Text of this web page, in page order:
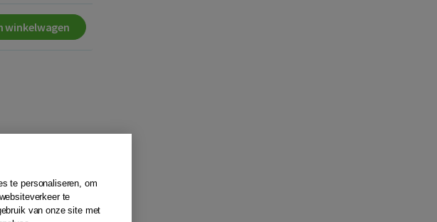
winkelwagen
snelst ergens
Meer
te personaliseren, om
te
van onze site met